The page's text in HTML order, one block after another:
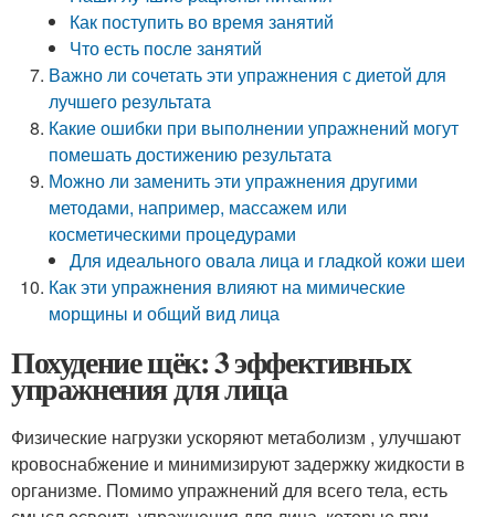
Как поступить во время занятий
Что есть после занятий
Важно ли сочетать эти упражнения с диетой для
лучшего результата
Какие ошибки при выполнении упражнений могут
помешать достижению результата
Можно ли заменить эти упражнения другими
методами, например, массажем или
косметическими процедурами
Для идеального овала лица и гладкой кожи шеи
Как эти упражнения влияют на мимические
морщины и общий вид лица
Похудение щёк: 3 эффективных
упражнения для лица
Физические нагрузки ускоряют метаболизм , улучшают
кровоснабжение и минимизируют задержку жидкости в
организме. Помимо упражнений для всего тела, есть